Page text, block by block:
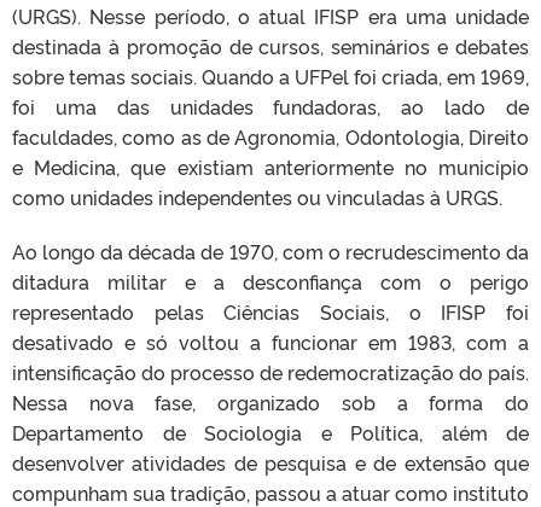
(URGS). Nesse período, o atual IFISP era uma unidade
destinada à promoção de cursos, seminários e debates
sobre temas sociais. Quando a UFPel foi criada, em 1969,
foi uma das unidades fundadoras, ao lado de
faculdades, como as de Agronomia, Odontologia, Direito
e Medicina, que existiam anteriormente no município
como unidades independentes ou vinculadas à URGS.
Ao longo da década de 1970, com o recrudescimento da
ditadura militar e a desconfiança com o perigo
representado pelas Ciências Sociais, o IFISP foi
desativado e só voltou a funcionar em 1983, com a
intensificação do processo de redemocratização do país.
Nessa nova fase, organizado sob a forma do
Departamento de Sociologia e Política, além de
desenvolver atividades de pesquisa e de extensão que
compunham sua tradição, passou a atuar como instituto